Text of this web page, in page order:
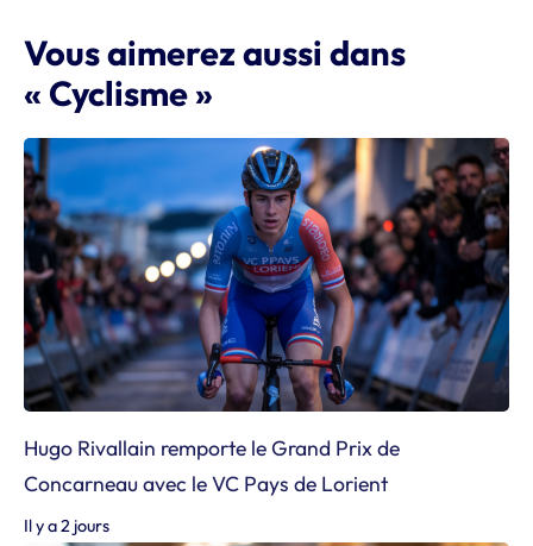
Vous aimerez aussi dans
« Cyclisme »
Hugo Rivallain remporte le Grand Prix de
Concarneau avec le VC Pays de Lorient
Il y a 2 jours